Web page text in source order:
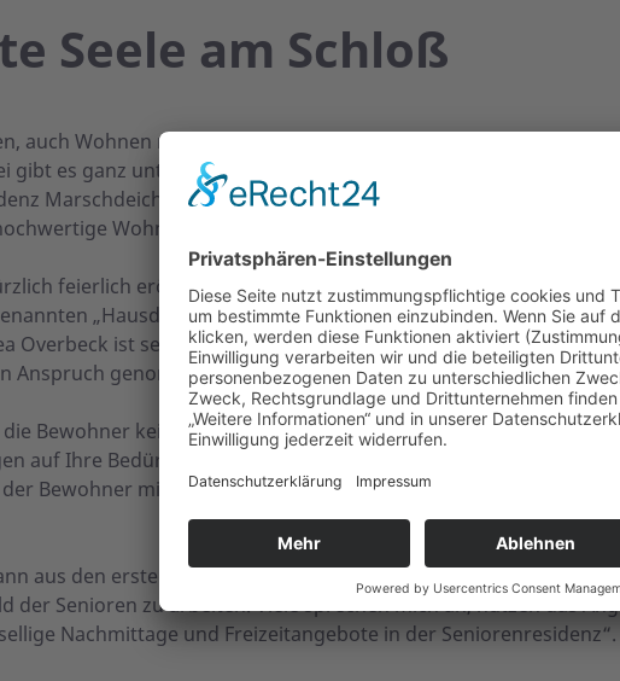
Seele am Schloß
auch Wohnen mit Service genannt ist besonders für
gibt es ganz unterschiedliche Konzepte dieser modernen
Marschdeich liegt zentral in Bleckede in Elbnähe im
Wohneinheiten in direkter Nachbarschaft zum
feierlich eröffnet. Die ersten Bewohner leben bereits dort
„Hausdame“ vom ASB Kreisverband Lüneburg
Overbeck ist seit Januar in der Wohnanlage tätig und vermittelt
Anspruch genommen werden können.
Bewohner kein Komplettpaket zu buchen, sondern stellen sich
auf Ihre Bedürfnisse passend zusammen. Unser Ziel ist es, eine
Bewohner mit einem gestaffelten Hilfesystem zu verbinden“,
aus den ersten Tagen berichten, „dass es Freude macht, direkt
der Senioren zu arbeiten. Viele sprechen mich an, nutzen das
Nachmittage und Freizeitangebote in der Seniorenresidenz“.